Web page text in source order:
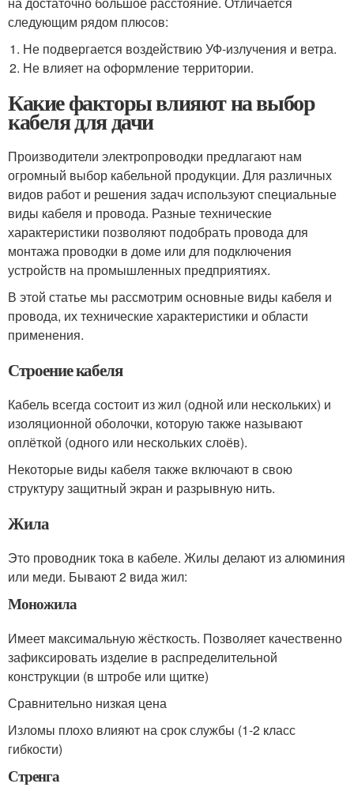
следующим рядом плюсов:
Не подвергается воздействию УФ-излучения и ветра.
Не влияет на оформление территории.
Какие факторы влияют на выбор
кабеля для дачи
Производители электропроводки предлагают нам
огромный выбор кабельной продукции. Для различных
видов работ и решения задач используют специальные
виды кабеля и провода. Разные технические
характеристики позволяют подобрать провода для
монтажа проводки в доме или для подключения
устройств на промышленных предприятиях.
В этой статье мы рассмотрим основные виды кабеля и
провода, их технические характеристики и области
применения.
Строение кабеля
Кабель всегда состоит из жил (одной или нескольких) и
изоляционной оболочки, которую также называют
оплёткой (одного или нескольких слоёв).
Некоторые виды кабеля также включают в свою
структуру защитный экран и разрывную нить.
Жила
Это проводник тока в кабеле. Жилы делают из алюминия
или меди. Бывают 2 вида жил:
Моножила
Имеет максимальную жёсткость. Позволяет качественно
зафиксировать изделие в распределительной
конструкции (в штробе или щитке)
Сравнительно низкая цена
Изломы плохо влияют на срок службы (1-2 класс
гибкости)
Стренга